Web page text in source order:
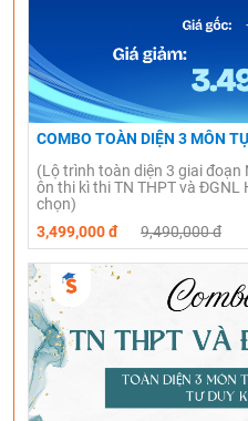
COMBO TOÀN DIỆN 3 MÔN
(Lộ trình toàn diện 3 giai đoạn
ôn thi kì thi TN THPT và
chọn)
3,499,000 đ
9,490,000 đ